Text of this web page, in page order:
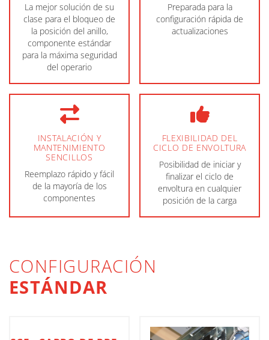
La mejor solución de su
clase para el bloqueo de
la posición del anillo,
componente estándar
para la máxima seguridad
del operario
Preparada para la
configuración rápida de
actualizaciones
INSTALACIÓN Y
MANTENIMIENTO
SENCILLOS
Reemplazo rápido y fácil
de la mayoría de los
componentes
FLEXIBILIDAD DEL
CICLO DE ENVOLTURA
Posibilidad de iniciar y
finalizar el ciclo de
envoltura en cualquier
posición de la carga
CONFIGURACIÓN
ESTÁNDAR